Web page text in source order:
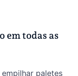
em todas as
paletes